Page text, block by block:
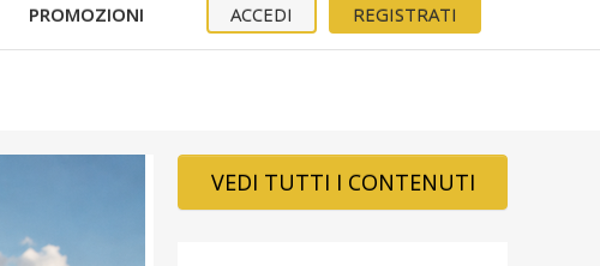
PROMOZIONI REGISTRATI
ACCEDI
VEDI TUTTI I CONTENUTI